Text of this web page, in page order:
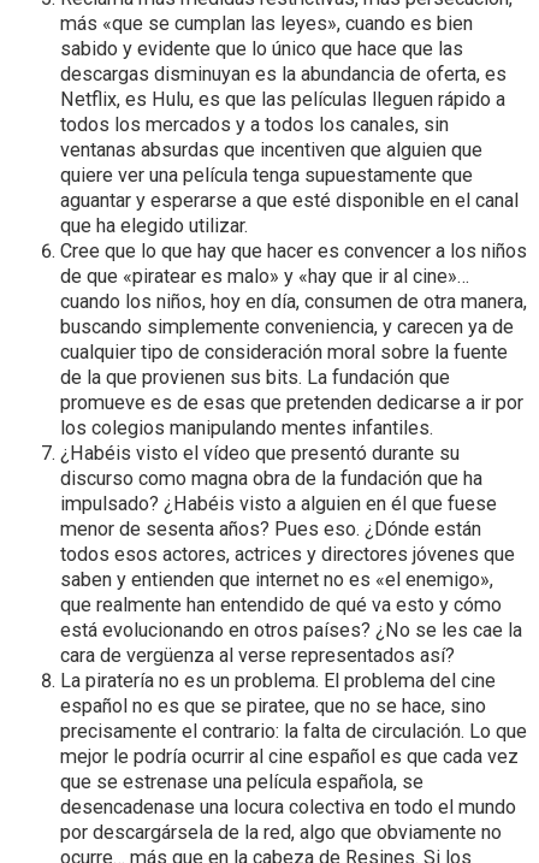
más «que se cumplan las leyes», cuando es bien
sabido y evidente que lo único que hace que las
descargas disminuyan es la abundancia de oferta, es
Netflix, es Hulu, es que las películas lleguen rápido a
todos los mercados y a todos los canales, sin
ventanas absurdas que incentiven que alguien que
quiere ver una película tenga supuestamente que
aguantar y esperarse a que esté disponible en el canal
que ha elegido utilizar.
Cree que lo que hay que hacer es convencer a los niños
de que «piratear es malo» y «hay que ir al cine»…
cuando los niños, hoy en día, consumen de otra manera,
buscando simplemente conveniencia, y carecen ya de
cualquier tipo de consideración moral sobre la fuente
de la que provienen sus bits. La fundación que
promueve es de esas que pretenden dedicarse a ir por
los colegios manipulando mentes infantiles.
¿Habéis visto el vídeo que presentó durante su
discurso como magna obra de la fundación que ha
impulsado? ¿Habéis visto a alguien en él que fuese
menor de sesenta años? Pues eso. ¿Dónde están
todos esos actores, actrices y directores jóvenes que
saben y entienden que internet no es «el enemigo»,
que realmente han entendido de qué va esto y cómo
está evolucionando en otros países? ¿No se les cae la
cara de vergüenza al verse representados así?
La piratería no es un problema. El problema del cine
español no es que se piratee, que no se hace, sino
precisamente el contrario: la falta de circulación. Lo que
mejor le podría ocurrir al cine español es que cada vez
que se estrenase una película española, se
desencadenase una locura colectiva en todo el mundo
por descargársela de la red, algo que obviamente no
ocurre… más que en la cabeza de Resines. Si los